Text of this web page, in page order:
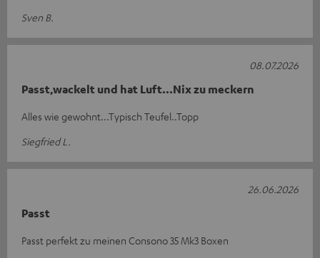
Sven B.
Passt,wackelt und hat Luft...Nix zu meckern
Alles wie gewohnt...Typisch Teufel..Topp
Siegfried L.
08.07.2026
Passt
Passt perfekt zu meinen Consono 35 Mk3 Boxen
26.06.2026